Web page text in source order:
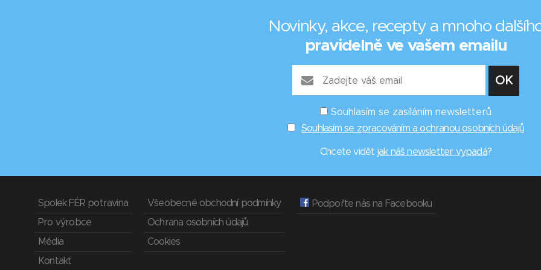
Novinky, akce, recepty a mnoho
pravidelně ve vašem emailu
Souhlasím se zasíláním newsletterů
Souhlasím se zpracováním a ochranou osobních údajů
Chcete vidět jak náš newsletter vypadá?
Spolek FÉR potravina
Pro výrobce
Média
Kontakt
Všeobecné obchodní podmínky
Ochrana osobních údajů
Cookies
Podpořte nás na Facebooku